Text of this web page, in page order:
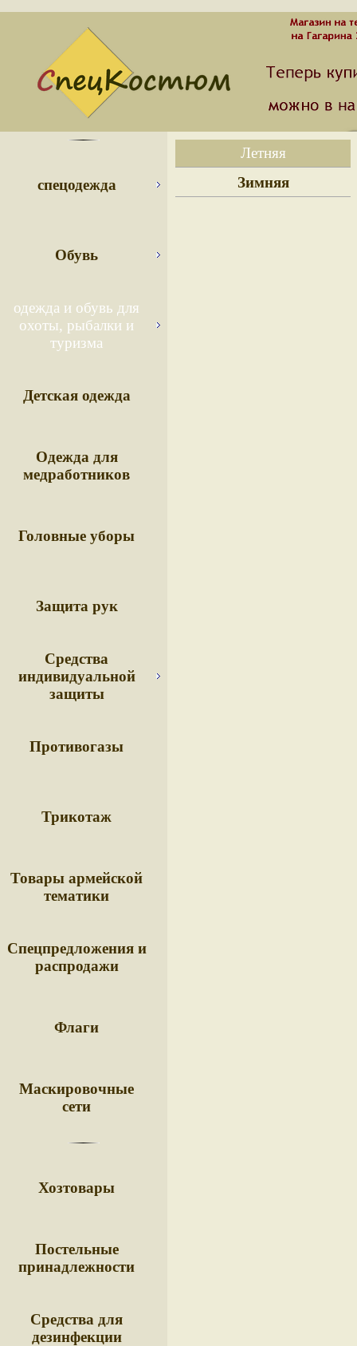
спецодежда
Обувь
одежда и обувь для
охоты, рыбалки и
туризма
Детская одежда
Одежда для
медработников
Головные уборы
Защита рук
Средства
индивидуальной
защиты
Противогазы
Трикотаж
Товары армейской
тематики
Спецпредложения и
распродажи
Флаги
Маскировочные
сети
Хозтовары
Постельные
принадлежности
Средства для
дезинфекции
Летняя
Зимняя